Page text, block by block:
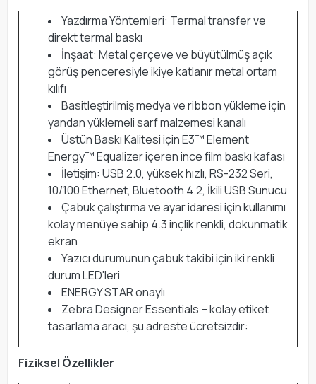
Yazdırma Yöntemleri: Termal transfer ve
direkt termal baskı
İnşaat: Metal çerçeve ve büyütülmüş açık
görüş penceresiyle ikiye katlanır metal ortam
kılıfı
Basitleştirilmiş medya ve ribbon yükleme için
yandan yüklemeli sarf malzemesi kanalı
Üstün Baskı Kalitesi için E3™ Element
Energy™ Equalizer içeren ince film baskı kafası
İletişim: USB 2.0, yüksek hızlı, RS-232 Seri,
10/100 Ethernet, Bluetooth 4.2, İkili USB Sunucu
Çabuk çalıştırma ve ayar idaresi için kullanımı
kolay menüye sahip 4.3 inçlik renkli, dokunmatik
ekran
Yazıcı durumunun çabuk takibi için iki renkli
durum LED'leri
ENERGY STAR onaylı
Zebra Designer Essentials – kolay etiket
tasarlama aracı, şu adreste ücretsizdir:
Fiziksel Özellikler